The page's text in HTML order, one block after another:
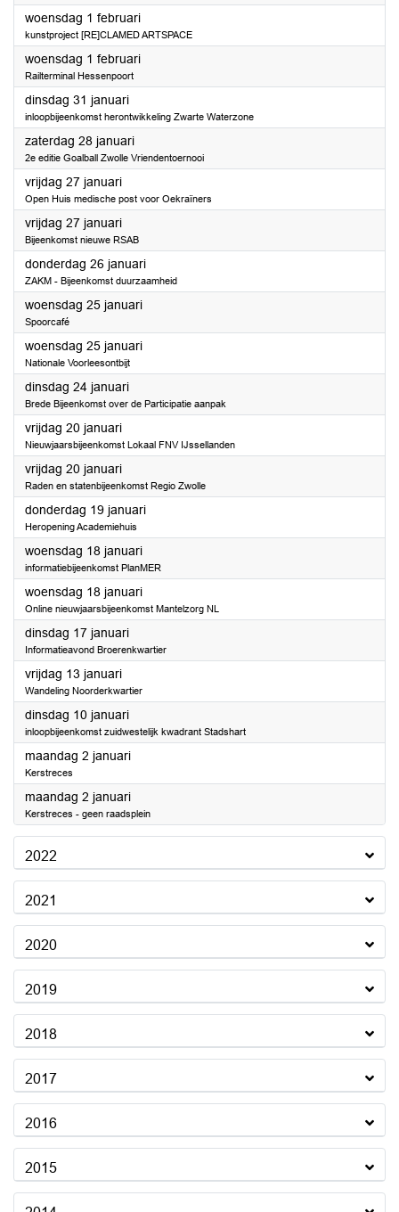
woensdag 1 februari2023
kunstproject [RE]CLAMED ARTSPACE
woensdag 1 februari2023
Railterminal Hessenpoort
dinsdag 31 januari2023
inloopbijeenkomst herontwikkeling Zwarte Waterzone
zaterdag 28 januari2023
2e editie Goalball Zwolle Vriendentoernooi
vrijdag 27 januari2023
Open Huis medische post voor Oekraïners
vrijdag 27 januari2023
Bijeenkomst nieuwe RSAB
donderdag 26 januari2023
ZAKM - Bijeenkomst duurzaamheid
woensdag 25 januari2023
Spoorcafé
woensdag 25 januari2023
Nationale Voorleesontbijt
dinsdag 24 januari2023
Brede Bijeenkomst over de Participatie aanpak
vrijdag 20 januari2023
Nieuwjaarsbijeenkomst Lokaal FNV IJssellanden
vrijdag 20 januari2023
Raden en statenbijeenkomst Regio Zwolle
donderdag 19 januari2023
Heropening Academiehuis
woensdag 18 januari2023
informatiebijeenkomst PlanMER
woensdag 18 januari2023
Online nieuwjaarsbijeenkomst Mantelzorg NL
dinsdag 17 januari2023
Informatieavond Broerenkwartier
vrijdag 13 januari2023
Wandeling Noorderkwartier
dinsdag 10 januari2023
inloopbijeenkomst zuidwestelijk kwadrant Stadshart
maandag 2 januari2023
Kerstreces
maandag 2 januari2023
Kerstreces - geen raadsplein
2022
2021
2020
2019
2018
2017
2016
2015